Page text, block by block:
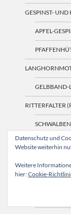
GESPINST-
APFEL-
GELBBAND-
RITTERFALTER
Datenschutz und
Website weiterhin
Weitere
hier:Cookie-